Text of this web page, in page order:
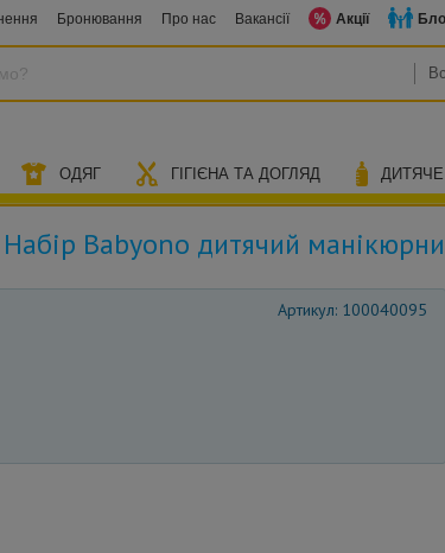
Бронювання Про нас Вакансії Акції
ОДЯГ ГІГІЄНА ТА ДОГЛЯД
Набір Babyono дитячий
Артикул: 100040095